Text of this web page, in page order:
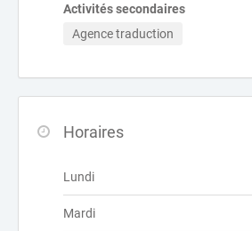
Activités secondaires
Agence traduction
Horaires
Lundi
Mardi